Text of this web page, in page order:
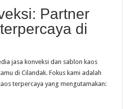
Partner
di
jasa konveksi dan sablon kaos
di Cilandak. Fokus kami adalah
terpercaya yang mengutamakan: